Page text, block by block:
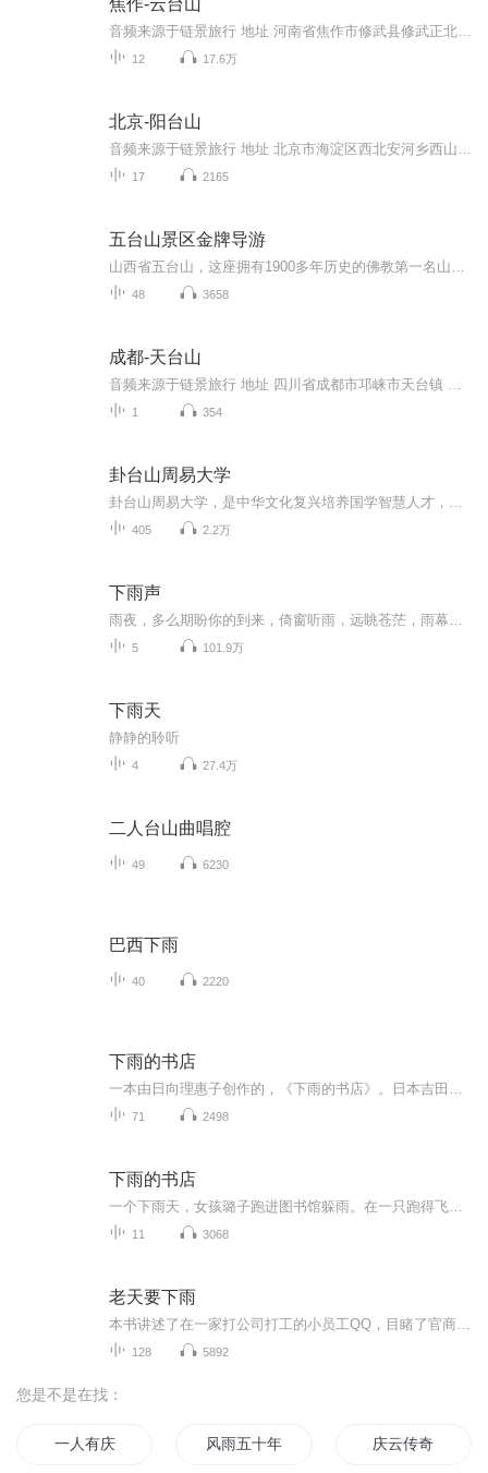
12 17.6万
北京-阳台山
17 2165
五台山景区金牌导游
48 3658
成都-天台山
1 354
卦台山周易大学
405 2.2万
下雨声
5 101.9万
下雨天
静静的聆听
4 27.4万
二人台山曲唱腔
49 6230
巴西下雨
40 2220
下雨的书店
71 2498
下雨的书店
11 3068
老天要下雨
128 5892
您是不是在找：
一人有庆 风雨五十年 庆云传奇